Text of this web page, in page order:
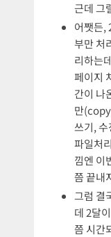
근데 그
어쨋든,
부만 처
리하는
페이지
간이 나
만
쓰기, 수
파일처
낌엔 이
쯤 끝내
그럼 결
데 2달
쯤 시간